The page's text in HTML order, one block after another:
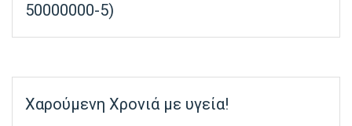
50000000-5)
Χαρούμενη Xρονιά με υγεία!